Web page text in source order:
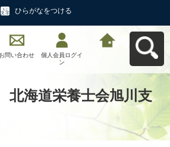
ひらがなをつける
お問い合わせ
個人会員ログイ
ン
海道栄養士会旭川支